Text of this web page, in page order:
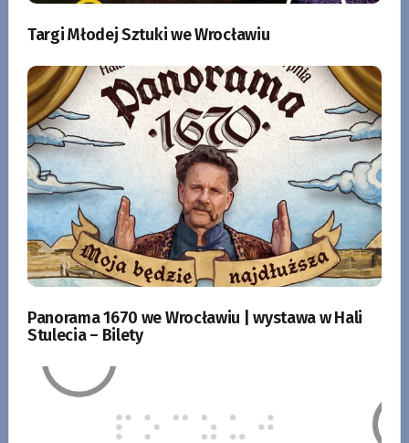
Targi Młodej Sztuki we Wrocławiu
Panorama 1670 we Wrocławiu | wystawa w Hali
Stulecia – Bilety